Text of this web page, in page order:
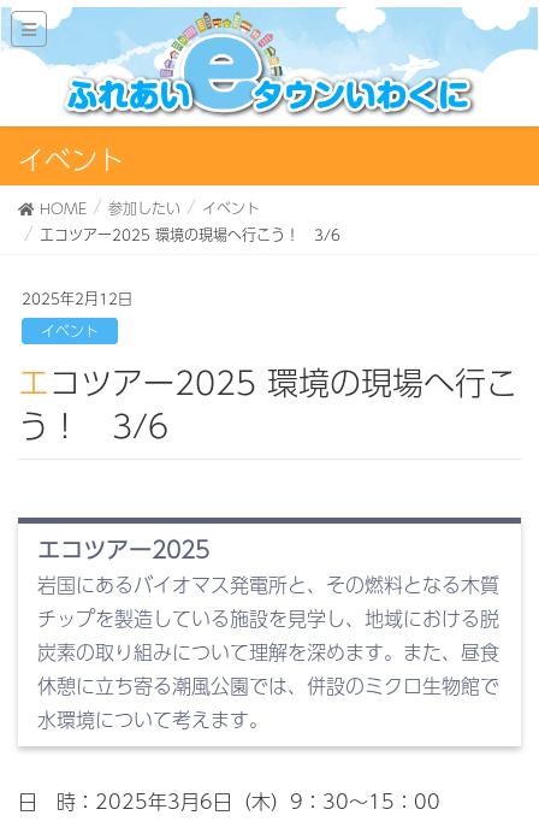
イベント
HOME 参加したい
イベント
エコツアー2025 環境の現場へ行こう！ 3/6
2025年2月12日
イベント
エコツアー2025 環境の現場へ行こ
う！ 3/6
エコツアー2025
岩国にあるバイオマス発電所と、その燃料となる木質
チップを製造している施設を見学し、地域における脱
炭素の取り組みについて理解を深めます。また、昼食
休憩に立ち寄る潮風公園では、併設のミクロ生物館で
水環境について考えます。
日 時：2025年3月6日（木）9：30～15：00